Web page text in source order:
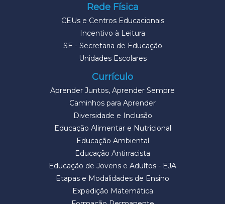
Rede Física
CEUs e Centros Educacionais
Incentivo à Leitura
SE - Secretaria de Educação
Unidades Escolares
Currículo
Aprender Juntos, Aprender Sempre
Caminhos para Aprender
Diversidade e Inclusão
Educação Alimentar e Nutricional
Educação Ambiental
Educação Antirracista
Educação de Jovens e Adultos - EJA
Etapas e Modalidades de Ensino
Expedição Matemática